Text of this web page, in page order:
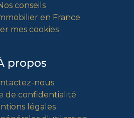
conseils
en France
mes cookies
propos
nous
de confidentialité
légales